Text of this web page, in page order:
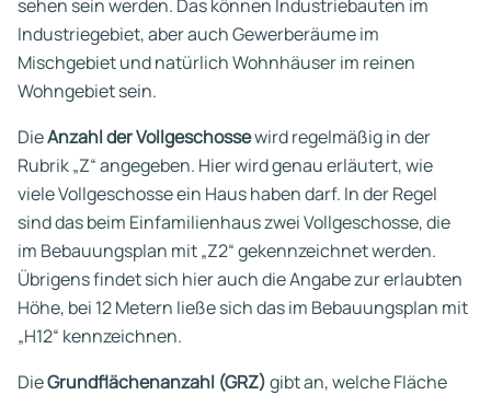
sehen sein werden. Das können Industriebauten im
Industriegebiet, aber auch Gewerberäume im
Mischgebiet und natürlich Wohnhäuser im reinen
Wohngebiet sein.
DieAnzahl der Vollgeschossewird regelmäßig in der
Rubrik „Z“ angegeben. Hier wird genau erläutert, wie
viele Vollgeschosse ein Haus haben darf. In der Regel
sind das beim Einfamilienhaus zwei Vollgeschosse, die
im Bebauungsplan mit „Z2“ gekennzeichnet werden.
Übrigens findet sich hier auch die Angabe zur erlaubten
Höhe, bei 12 Metern ließe sich das im Bebauungsplan mit
„H12“ kennzeichnen.
DieGrundflächenanzahl (GRZ)gibt an, welche Fläche